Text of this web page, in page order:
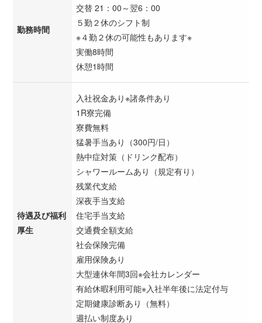
勤務時間
交替 21：00～翌6：00
５勤２休のシフト制
※４勤２休の可能性もあります※
実働8時間
休憩1時間
待遇及び福利
厚生
入社祝金あり※諸条件あり
1R寮完備
寮費無料
猛暑手当あり（300円/日）
熱中症対策（ドリンク配布）
シャワールームあり（規定有り）
残業代支給
深夜手当支給
住宅手当支給
交通費全額支給
社会保険完備
雇用保険あり
大型連休年間3回※会社カレンダー
有給休暇利用可能※入社半年後に法定付与
定期健康診断あり（無料）
週払い制度あり